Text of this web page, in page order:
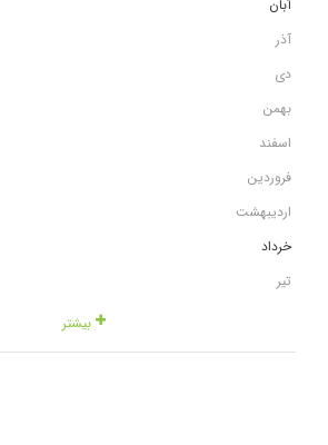
آبان
آذر
دی
بهمن
اسفند
فروردین
اردیبهشت
خرداد
تیر
بیشتر